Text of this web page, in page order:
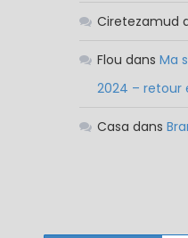
Ciretezamud
Flou dans Ma
2024 – retour
Casa dans